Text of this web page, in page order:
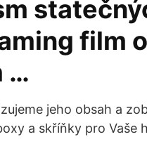
film
…
jeho obsah a
a skříňky pro Vaše